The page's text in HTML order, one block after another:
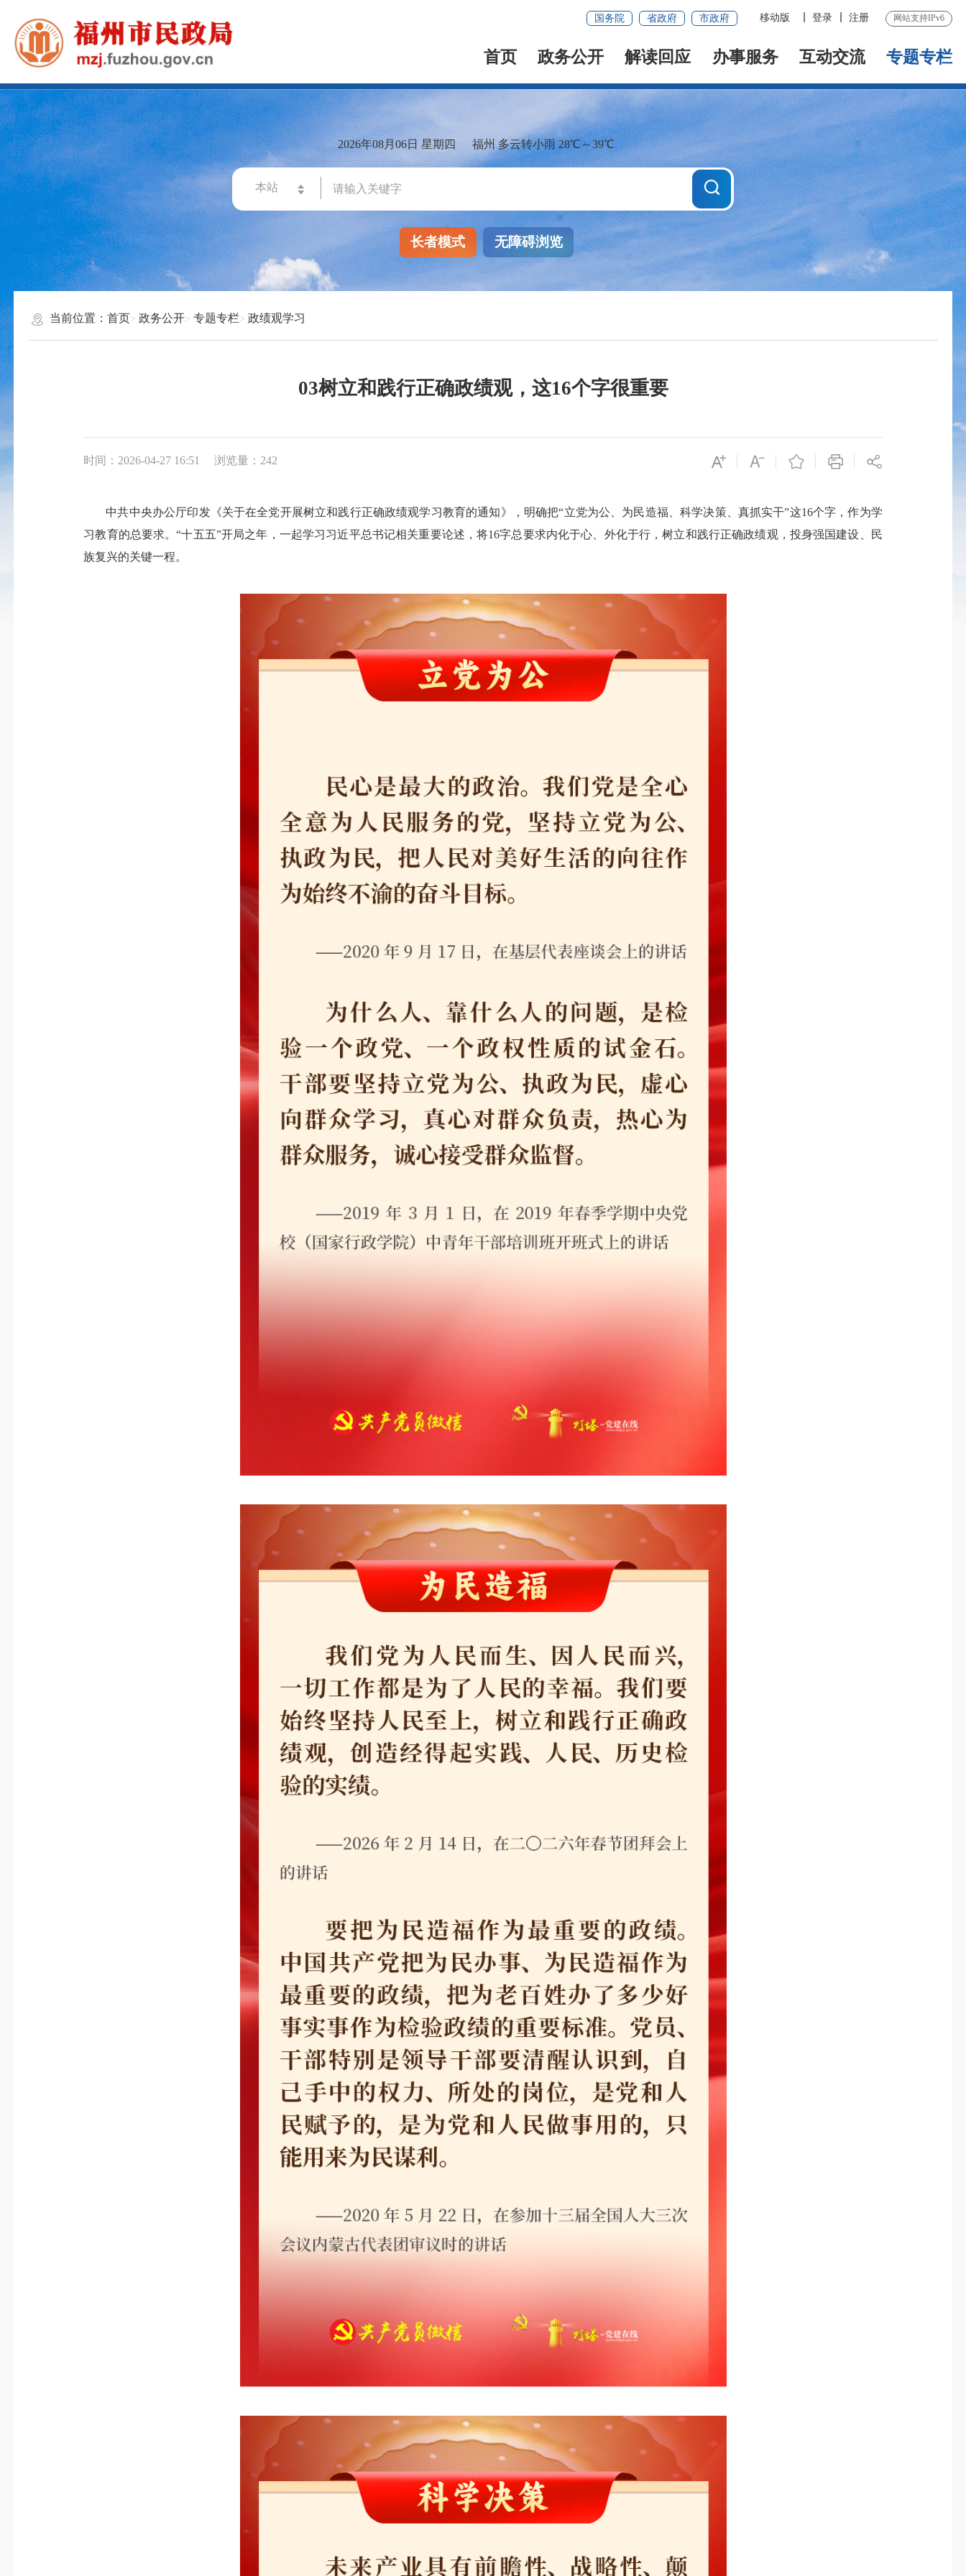
国务院 省政府 市政府 移动版 登录 注册 网站支持IPv6
首页 政务公开 解读回应 办事服务 互动交流 专题专栏
2026年08月06日 星期四 福州 多云转小雨 28℃～39℃
长者模式 无障碍浏览
当前位置：首页 政务公开 专题专栏 政绩观学习
03树立和践行正确政绩观，这16个字很重要
时间：2026-04-27 16:51 浏览量：242
中共中央办公厅印发《关于在全党开展树立和践行正确政绩观学习教育的通知》，明确把“立党为公、为民造福、科学决策、真抓实干”这16个字，作为学
习教育的总要求。“十五五”开局之年，一起学习习近平总书记相关重要论述，将16字总要求内化于心、外化于行，树立和践行正确政绩观，投身强国建设、民
族复兴的关键一程。